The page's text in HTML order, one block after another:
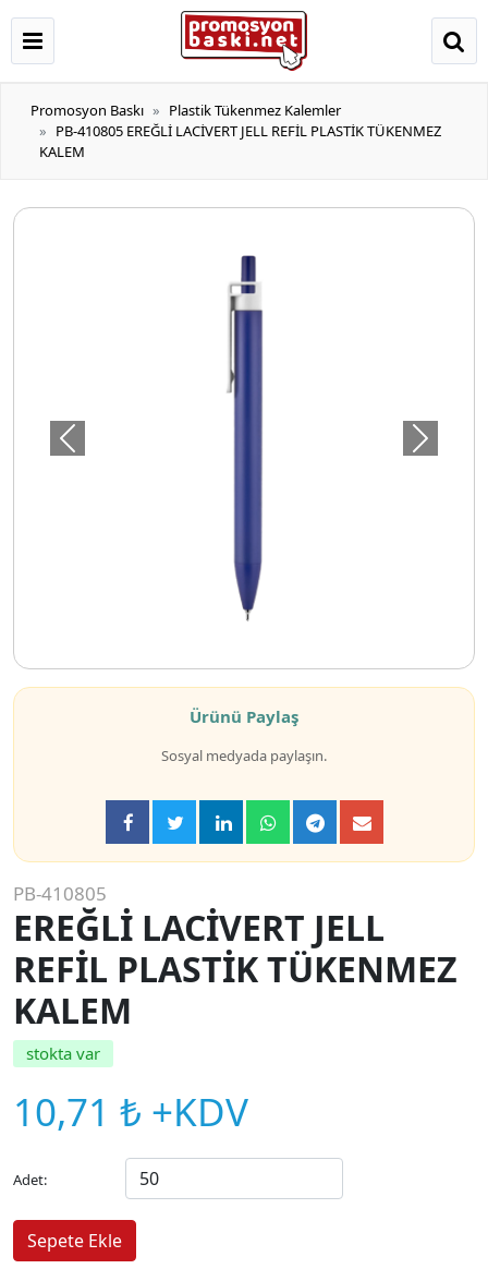
Promosyon Baskı
Plastik Tükenmez Kalemler
PB-410805 EREĞLİ LACİVERT JELL REFİL PLASTİK TÜKENMEZ
KALEM
Önceki Sonraki
Ürünü Paylaş
Sosyal medyada paylaşın.
PB-410805
EREĞLİ LACİVERT JELL
REFİL PLASTİK TÜKENMEZ
KALEM
stokta var
10,71 ₺ +KDV
Adet: